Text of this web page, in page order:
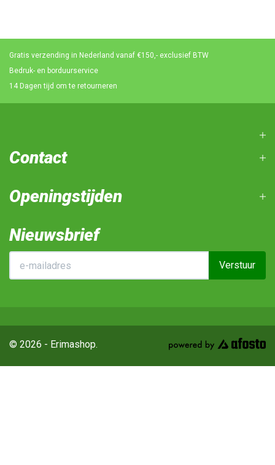
Gratis verzending in Nederland vanaf €150,- exclusief BTW
Bedruk- en borduurservice
14 Dagen tijd om te retourneren
Contact
Openingstijden
Nieuwsbrief
Verstuur
© 2026 - Erimashop.